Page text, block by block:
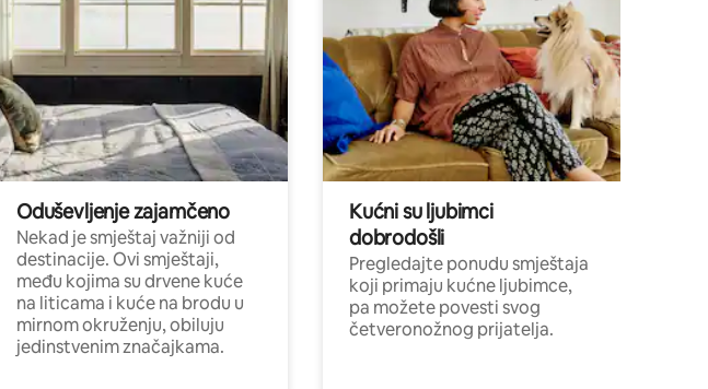
Oduševljenje zajamčeno
Nekad je smještaj važniji od
destinacije. Ovi smještaji,
među kojima su drvene kuće
na liticama i kuće na brodu u
mirnom okruženju, obiluju
jedinstvenim značajkama.
Kućni su ljubimci
dobrodošli
Pregledajte ponudu smještaja
koji primaju kućne ljubimce,
pa možete povesti svog
četveronožnog prijatelja.